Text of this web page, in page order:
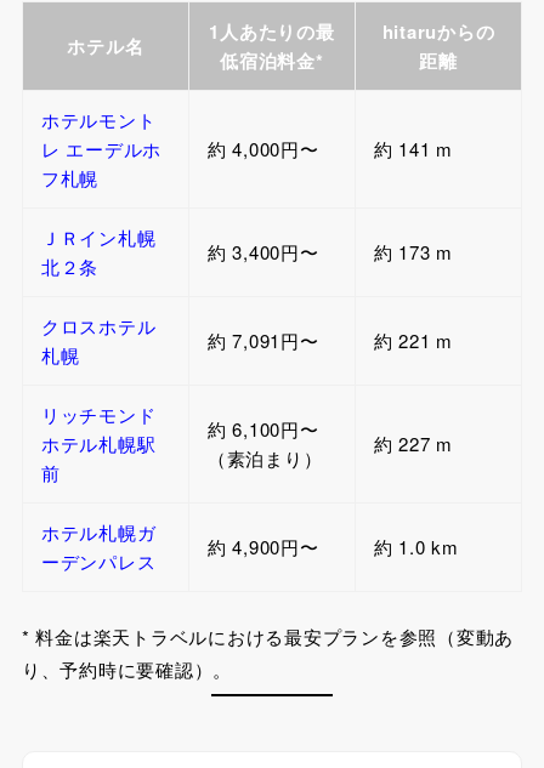
ホテル名
1人あたりの最
低宿泊料金*
hitaruからの
距離
ホテルモント
レ エーデルホ
フ札幌
約 4,000円〜 約 141 m
ＪＲイン札幌
北２条
約 3,400円〜 約 173 m
クロスホテル
札幌
約 7,091円〜 約 221 m
リッチモンド
ホテル札幌駅
前
約 6,100円〜
（素泊まり）
約 227 m
ホテル札幌ガ
ーデンパレス
約 4,900円〜 約 1.0 km
* 料金は楽天トラベルにおける最安プランを参照（変動あ
り、予約時に要確認）。